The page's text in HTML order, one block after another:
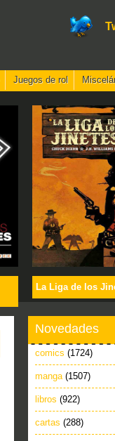
Juegos de rol
La Liga de los
Novedades
comics (1724)
manga (1507)
libros (922)
cartas (288)